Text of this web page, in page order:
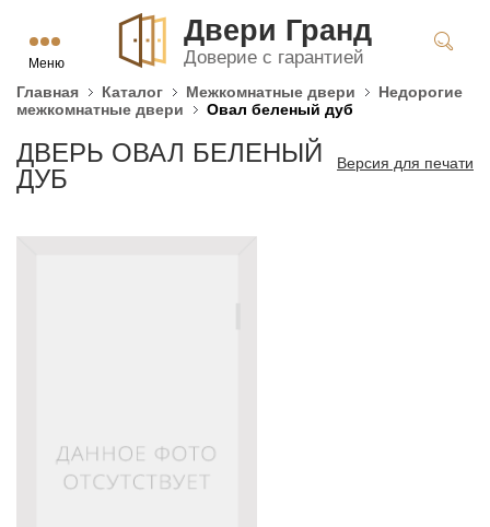
Меню
Двери Гранд
Доверие с гарантией
Главная Каталог Межкомнатные двери
Недорогие
межкомнатные двери
Овал беленый дуб
Версия для печати
ДВЕРЬ ОВАЛ БЕЛЕНЫЙ
ДУБ